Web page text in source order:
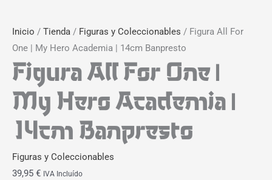
Inicio / Tienda / Figuras y Coleccionables / Figura All For
One | My Hero Academia | 14cm Banpresto
Figura All For One |
My Hero Academia |
14cm Banpresto
Figuras y Coleccionables
39,95 € IVA Incluído